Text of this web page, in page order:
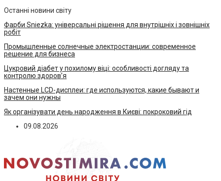
Останні новини світу
Фарби Sniezka: універсальні рішення для внутрішніх і зовнішніх
робіт
Промышленные солнечные электростанции: современное
решение для бизнеса
Цукровий діабет у похилому віці: особливості догляду та
контролю здоров’я
Настенные LCD-дисплеи: где используются, какие бывают и
зачем они нужны
Як організувати день народження в Києві: покроковий гід
09.08.2026